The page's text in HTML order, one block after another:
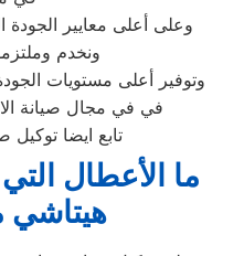
وعلى أعلى معايير
ونخدم
وتوفير أعلى مستويات
في في مجال صيانة
تابع ايضا
ما الأعطال
هيتاشي